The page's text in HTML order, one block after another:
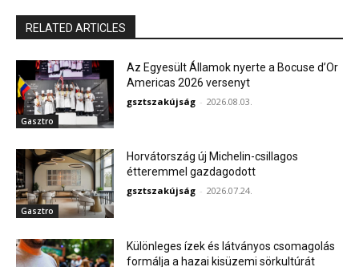
RELATED ARTICLES
Gasztro
Az Egyesült Államok nyerte a Bocuse d’Or
Americas 2026 versenyt
gsztszakújság - 2026.08.03.
Gasztro
Horvátország új Michelin-csillagos
étteremmel gazdagodott
gsztszakújság - 2026.07.24.
Különleges ízek és látványos csomagolás
formálja a hazai kisüzemi sörkultúrát